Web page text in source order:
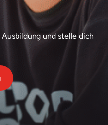
und stelle dich